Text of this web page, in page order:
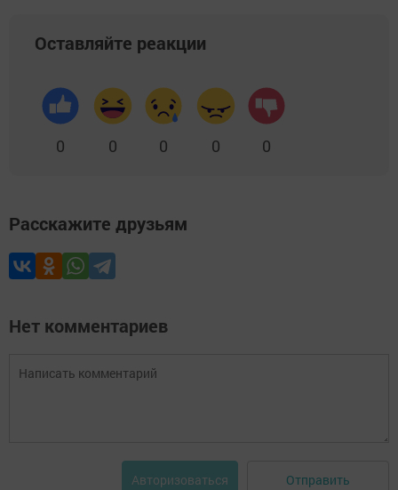
Оставляйте реакции
0 0 0 0 0
Расскажите друзьям
Нет комментариев
Авторизоваться Отправить